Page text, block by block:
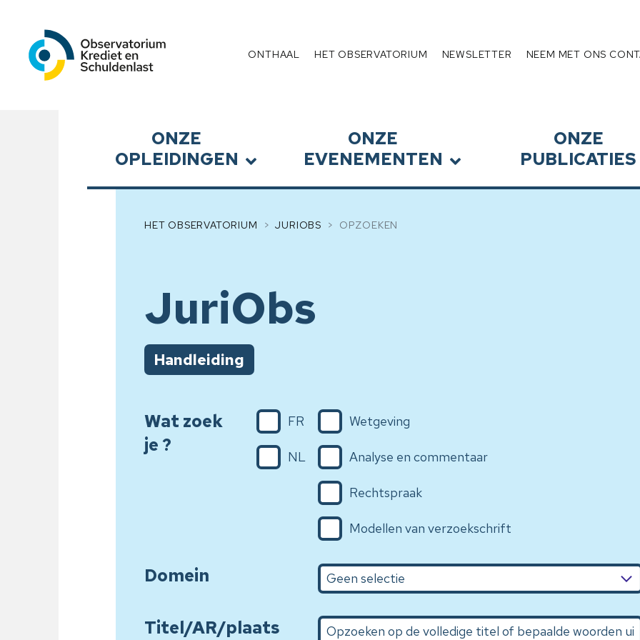
Observatorium Krediet en Schuldenlast
Menu
ONTHAAL HET OBSERVATORIUM NEWSLETTER NEEM MET ONS
ONZE
OPLEIDINGEN
ONZE
EVENEMENTEN
ONZE
PUBLICATIES
HET OBSERVATORIUM JURIOBS OPZOEKEN
JuriObs
Handleiding
Wat zoek
je ?
FR
NL
Wetgeving
Analyse en commentaar
Rechtspraak
Modellen van verzoekschrift
Domein
Titel/AR/plaats Opzoeken op de volledige titel of bepaalde woorden uit